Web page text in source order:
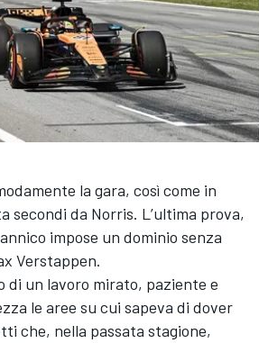
la gara, così come in
secondi da Norris. L’ultima prova,
impose un dominio senza
Verstappen.
di un lavoro mirato, paziente e
le aree su cui sapeva di dover
che, nella passata stagione,